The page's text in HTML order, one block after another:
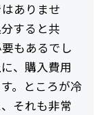
ありませ
すると共
もあるでし
、購入費用
。ところが冷
それも非常